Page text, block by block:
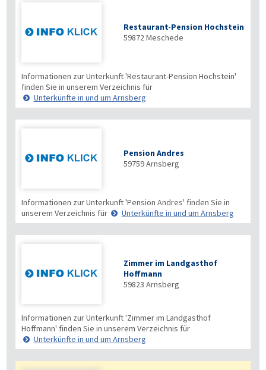
Restaurant-Pension Hochstein
59872Meschede
Informationen zur Unterkunft 'Restaurant-Pension Hochstein'
finden Sie in unserem Verzeichnis für
Unterkünfte in und um Arnsberg
Pension Andres
59759Arnsberg
Informationen zur Unterkunft 'Pension Andres' finden Sie in
unserem Verzeichnis für
Unterkünfte in und um Arnsberg
Zimmer im Landgasthof
Hoffmann
59823 Arnsberg
Informationen zur Unterkunft 'Zimmer im Landgasthof
Hoffmann' finden Sie in unserem Verzeichnis für
Unterkünfte in und um Arnsberg